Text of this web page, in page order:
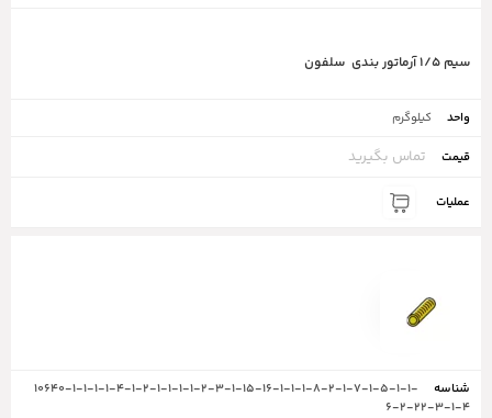
سیم ۱/۵ آرماتور بندی سلفون
کیلوگرم
تماس بگیرید
10640-1-1-1-1-4-1-2-1-1-1-1-2-3-1-15-16-1-1-1-8-2-1-7-1-5-1-1-
6-2-22-3-1-4